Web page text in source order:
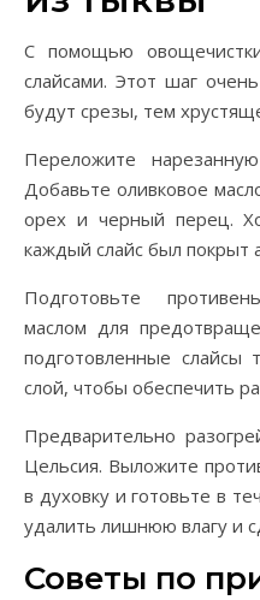
С помощью овощечистки нарежьте тыкву тонкими
слайсами. Этот шаг
будут срезы, тем
Переложите
Добавьте оливковое
орех и черный перец.
каждый слайс был покрыт
Подготовьте
маслом для
подготовленные
слой, чтобы обеспечить
Предварительно
Цельсия. Выложите
в духовку и готовьте в
удалить лишнюю влагу и
Советы по